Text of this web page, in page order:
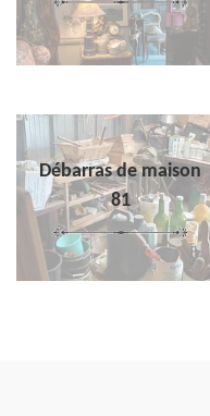
Débarras de maison
81